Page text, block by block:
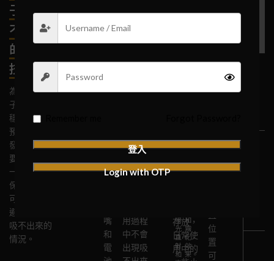
子煙吸
不出來
的保養
技巧
為了確保電
子煙的長期
穩定運作，
預防問題的
發生至關重
要。以下是
一些實用的
保養技巧，
可以幫助您
避免電子煙
吸不出來的
情況。
裝置
定期清潔是
質可能會導
題，包括吸
清
使
或
籤，
嘴
和
電
清
每
器
拆
下，
沖
洗，
然
清
每
進
行
深
包
括
霧
存
放
電
煙
式可以
延長電
子煙的
用過程
中不會
出現吸
放
的
求：
子
乾
燥、
陽
光
直
射
和
免
和
濕：
溫
液
體
和
霧
化
效
果。
日
常
用
技
巧
存放，
日常使
用中的
持
位
使
煙
時，
位
置
可
免
使
過
度
子
煙
用的
保養
技巧
總結
登入
Login with OTP